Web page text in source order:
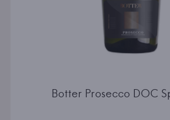
Botter Prosecco DOC